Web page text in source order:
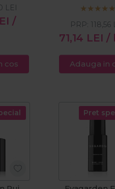
/
LEI
cos
71,14 LEI /
PRP: 118,56
Adauga in
Pret